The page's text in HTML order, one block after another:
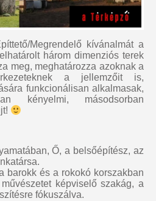
Megrendelő kívánalmát a
három dimenziós terek
meg, meghatározza azoknak a
a jellemzőit is,
funkcionálisan alkalmasak,
kényelmi, másodsorban
Ő, a belsőépítész, az
barokk és a rokokó korszakban
képviselő szakág, a
fókuszálva.